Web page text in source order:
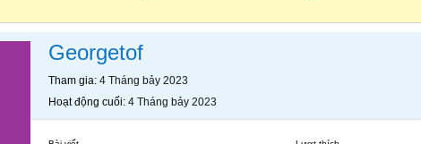
Georgetof
Tham gia 4 Tháng bảy 2023
Hoạt động cuối 4 Tháng bảy 2023